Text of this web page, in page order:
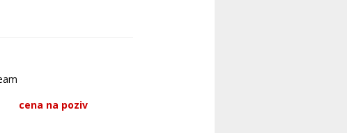
cena na poziv